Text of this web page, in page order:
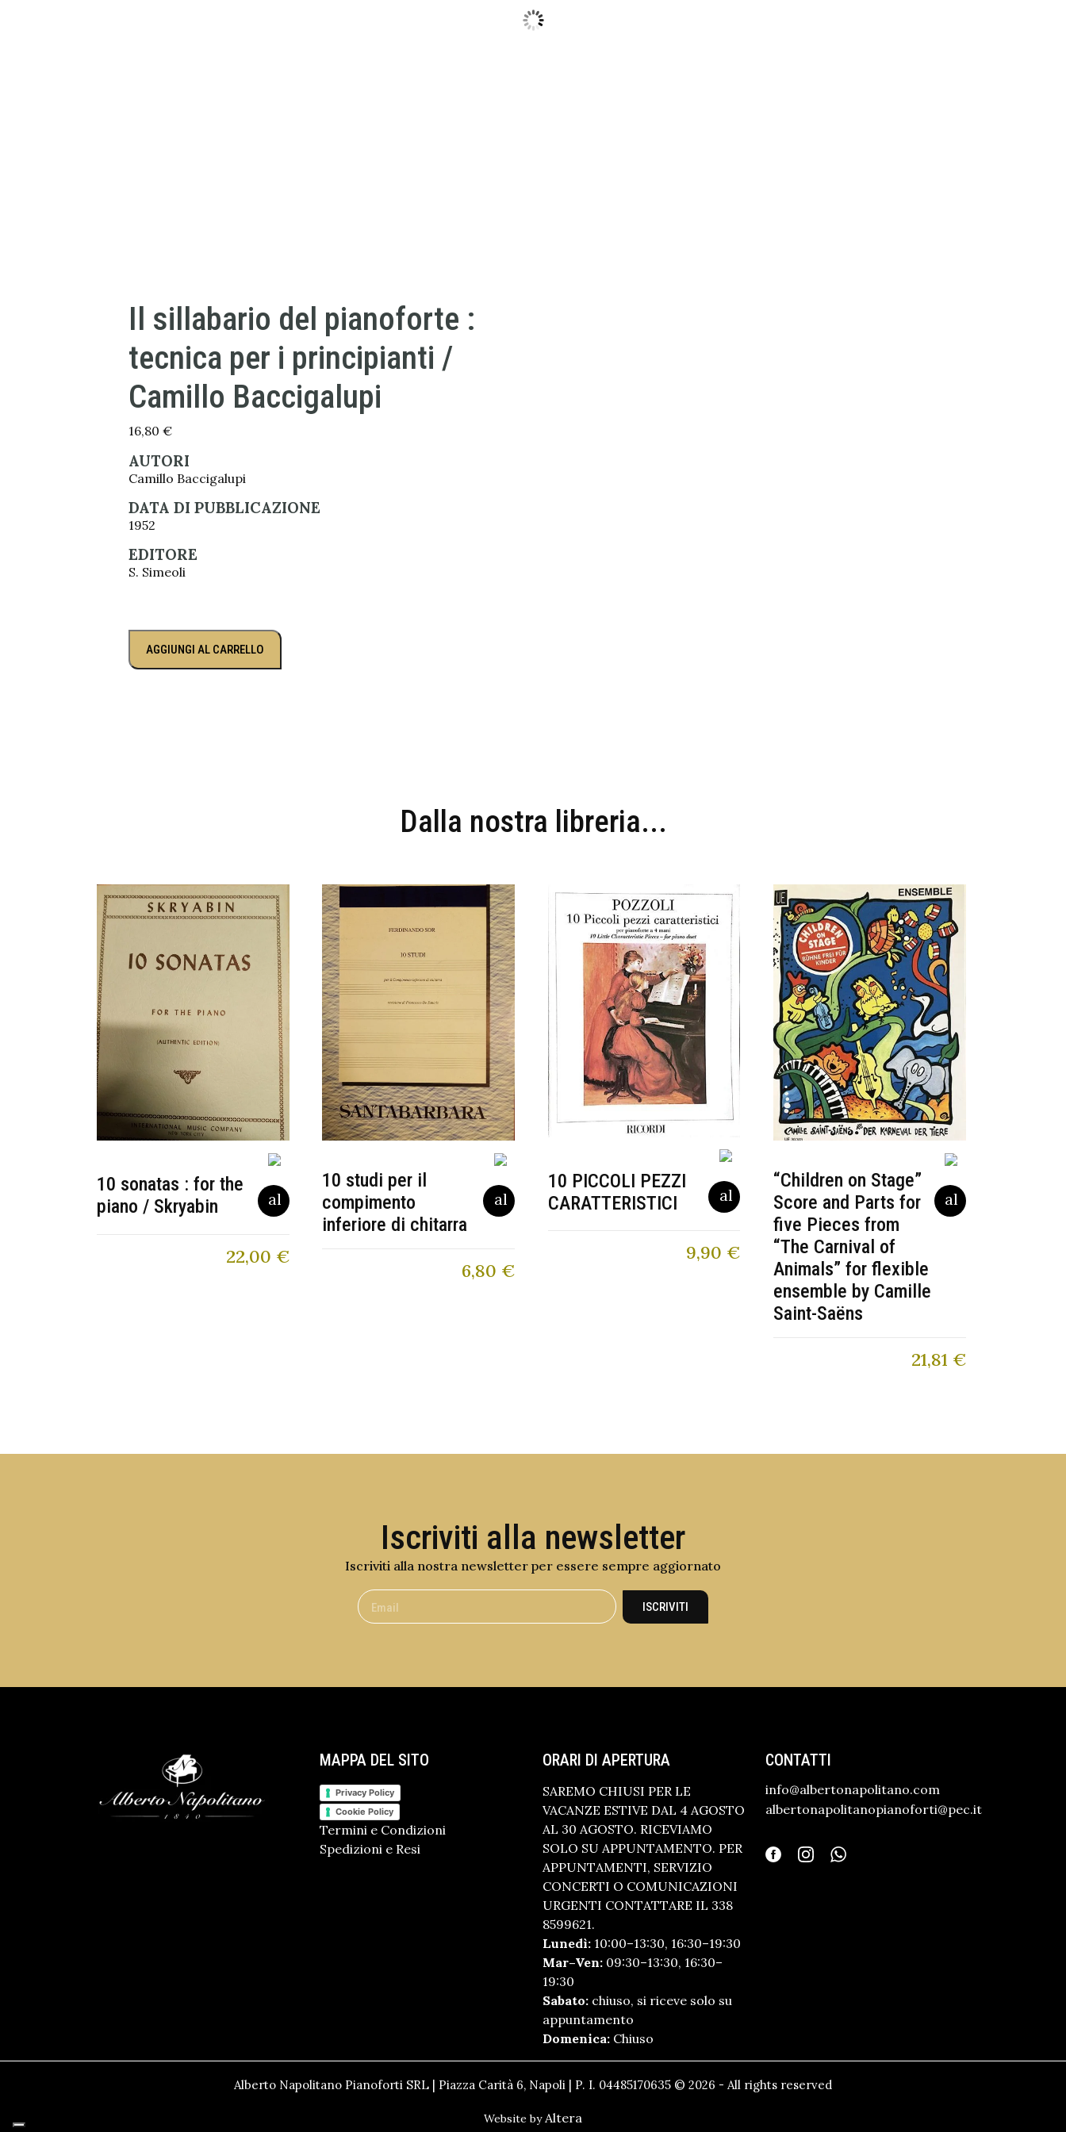
Il sillabario del pianoforte :
tecnica per i principianti /
Camillo Baccigalupi
16,80 €
AUTORI
Camillo Baccigalupi
DATA DI PUBBLICAZIONE
1952
EDITORE
S. Simeoli
AGGIUNGI AL CARRELLO
Dalla nostra libreria...
10 sonatas : for the
piano / Skryabin
22,00 €
10 studi per il
compimento
inferiore di chitarra
6,80 €
10 PICCOLI PEZZI
CARATTERISTICI
9,90 €
“Children on Stage”
Score and Parts for
five Pieces from
“The Carnival of
Animals” for flexible
ensemble by Camille
Saint-Saëns
21,81 €
Iscriviti alla newsletter
Iscriviti alla nostra newsletter per essere sempre aggiornato
ISCRIVITI
MAPPA DEL SITO
Privacy Policy
Cookie Policy
Termini e Condizioni
Spedizioni e Resi
ORARI DI APERTURA
SAREMO CHIUSI PER LE
VACANZE ESTIVE DAL 4 AGOSTO
AL 30 AGOSTO. RICEVIAMO
SOLO SU APPUNTAMENTO. PER
APPUNTAMENTI, SERVIZIO
CONCERTI O COMUNICAZIONI
URGENTI CONTATTARE IL 338
8599621.
Lunedì: 10:00–13:30, 16:30–19:30
Mar–Ven: 09:30–13:30, 16:30–
19:30
Sabato: chiuso, si riceve solo su
appuntamento
Domenica: Chiuso
CONTATTI
info@albertonapolitano.com
albertonapolitanopianoforti@pec.it
Alberto Napolitano Pianoforti SRL | Piazza Carità 6, Napoli | P. I. 04485170635 © 2026 - All rights reserved
Website byAltera